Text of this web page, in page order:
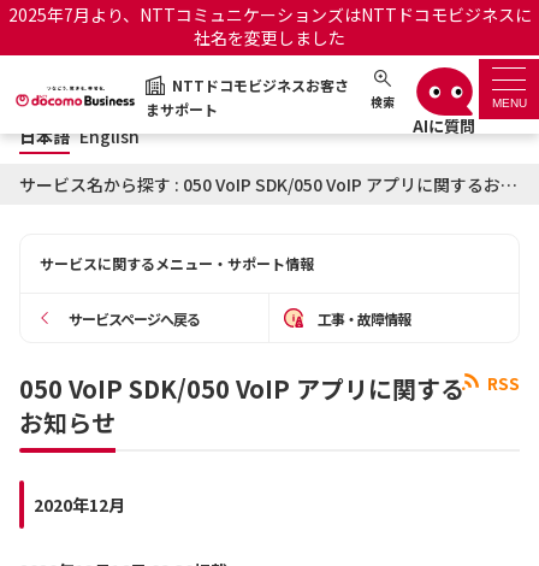
2025年7月より、NTTコミュニケーションズはNTTドコモビジネスに
社名を変更しました
NTTドコモビジネスお客さ
まサポート
検索 MENU
NTTドコモビジネスお客さまサポート 日本語 English
サポートトップ
OCNのお客さまはこちら
オフィシャルサイト
日本語 English
サービス名から探す : 050 VoIP SDK/050 VoIP アプリに関するお知らせ
サービスに関するメニュー・サポート情報
サービスページへ戻る 工事・故障情報
RSS
050 VoIP SDK/050 VoIP アプリに関する
お知らせ
2020年12月